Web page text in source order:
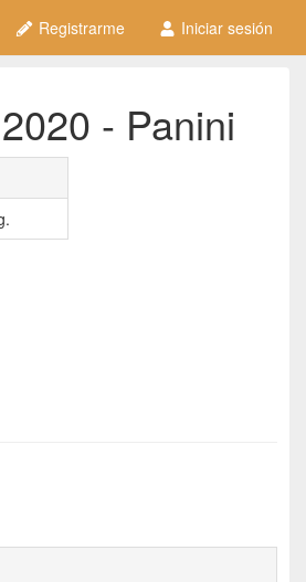
Registrarme Iniciar sesión
- Panini